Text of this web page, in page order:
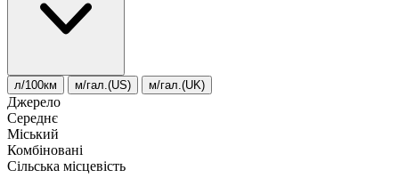
л/100км м/гал.(US) м/гал.(UK)
Джерело
Середнє
Міський
Комбіновані
Сільська місцевість